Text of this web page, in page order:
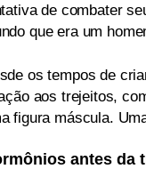
de combater
que era um
os tempos de
aos trejeitos,
figura máscula.
antes da